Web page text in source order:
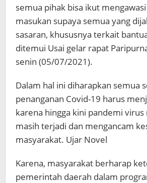
semua pihak bisa ikut
masukan supaya semua yang
sasaran, khususnya terkait
ditemui Usai gelar rapat
senin (05/07/2021).
Dalam hal ini diharapkan semua
penanganan Covid-19 harus
karena hingga kini pandemi
masih terjadi dan mengancam
masyarakat. Ujar Novel
Karena, masyarakat berharap
pemerintah daerah dalam